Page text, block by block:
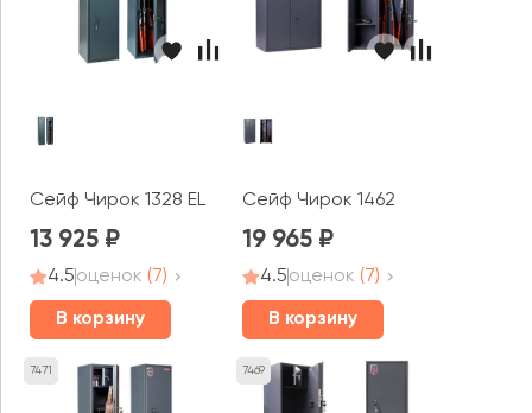
Сейф Чирок 1328 EL
13 925
4.5оценок (7)
В корзину
Сейф Чирок 1462
19 965
4.5оценок (7)
В корзину
7471 7469